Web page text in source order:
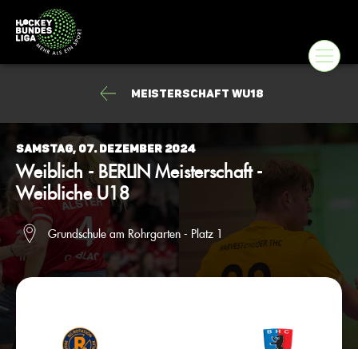
Meisterschaft wU18
Samstag, 07. Dezember 2024
Weiblich - BERLIN Meisterschaft -
Weibliche U18
Grundschule am Rohrgarten - Platz 1